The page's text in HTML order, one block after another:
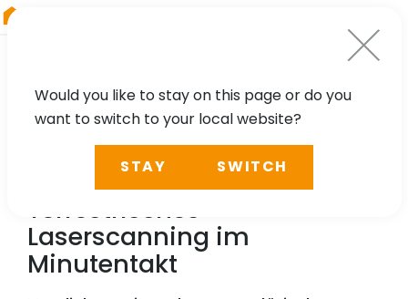
TECHNOLOGY, CASE STUDY
VZ-600i –
Terrestrisches
Laserscanning im
Minutentakt
Would you like to stay on this page or do you
want to switch to your local website?
STAY SWITCH